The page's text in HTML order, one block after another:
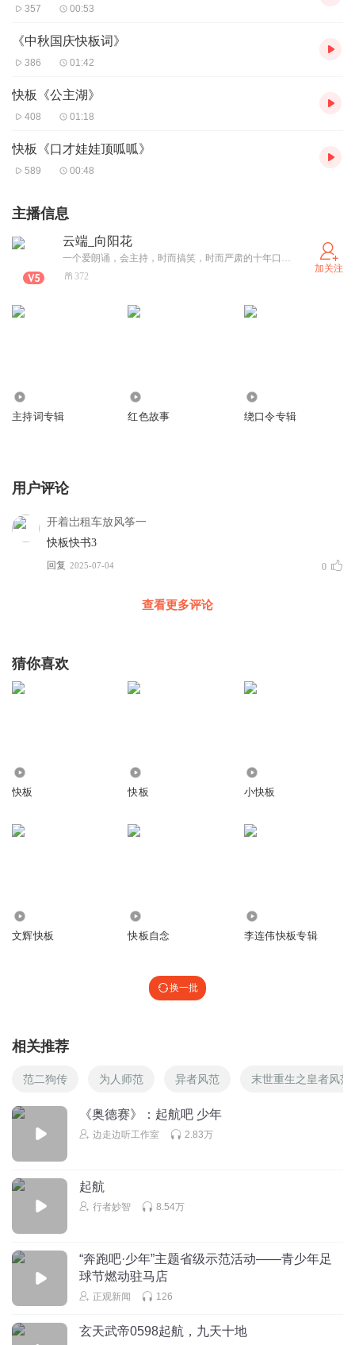
357 00:53
《中秋国庆快板词》
386 01:42
快板《公主湖》
408 01:18
快板《口才娃娃顶呱呱》
589 00:48
主播信息
云端_向阳花
一个爱朗诵，会主持，时而搞笑，时而严肃的十年口才老师！
372
加关注
主持词专辑 红色故事 绕口令专辑
用户评论
开着岀租车放风筝一
快板快书3
回复 2025-07-04 0
查看更多评论
猜你喜欢
快板 快板 小快板
文辉快板 快板自念 李连伟快板专辑
换一批
相关推荐
范二狗传 为人师范 异者风范 末世重生之皇者风范
《奥德赛》：起航吧 少年
边走边听工作室 2.83万
起航
行者妙智 8.54万
“奔跑吧·少年”主题省级示范活动——青少年足
球节燃动驻马店
正观新闻 126
玄天武帝0598起航，九天十地